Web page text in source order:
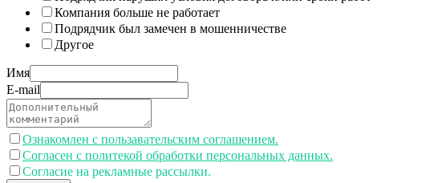
Компания больше не работает
Подрядчик был замечен в мошенничестве
Другое
Имя
E-mail
Ознакомлен с пользавательским соглашением.
Согласен с политекой обработки персональных данных.
Согласие на рекламные рассылки.